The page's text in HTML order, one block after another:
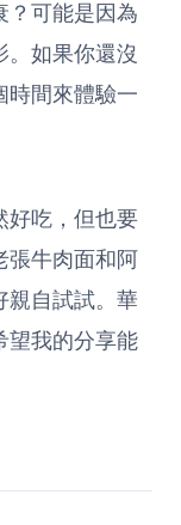
？可能是因為
。如果你還沒
時間來體驗一
好吃，但也要
張牛肉面和阿
親自試試。華
望我的分享能